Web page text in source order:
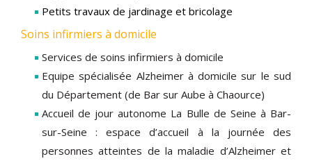
Petits travaux de jardinage et bricolage
Soins infirmiers à domicile
Services de soins infirmiers à domicile
Equipe spécialisée Alzheimer à domicile sur le sud
du Département (de Bar sur Aube à Chaource)
Accueil de jour autonome La Bulle de Seine à Bar-
sur-Seine : espace d’accueil à la journée des
personnes atteintes de la maladie d’Alzheimer et